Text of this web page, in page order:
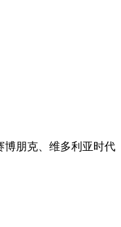
博朋克、维多利亚时代